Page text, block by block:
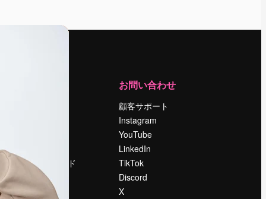
検索トレンド
ブログ
イベント
お問い合わせ
顧客サポート
Instagram
YouTube
LinkedIn
TikTok
Discord
X